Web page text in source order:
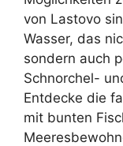
von Lastovo
Wasser, das
sondern auch
Schnorchel-
Entdecke die
mit bunten